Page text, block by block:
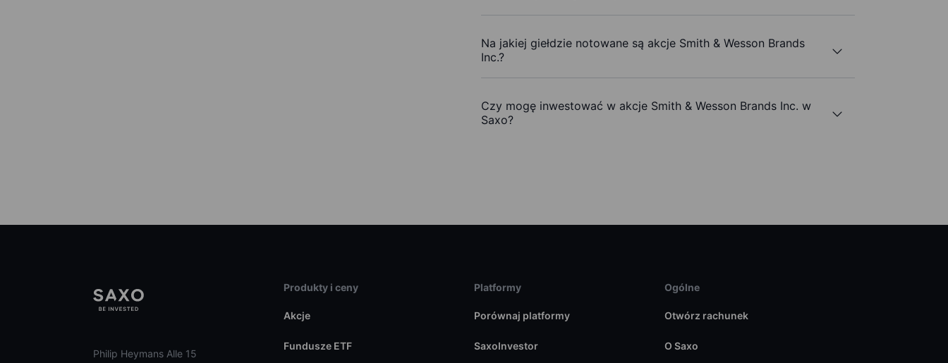
Na jakiej giełdzie notowane są akcje Smith & Wesson Brands
Inc.?
Czy mogę inwestować w akcje Smith & Wesson Brands Inc. w
Saxo?
Philip Heymans Alle 15
Produkty i ceny
Akcje
Fundusze ETF
Platformy
Porównaj platformy
SaxoInvestor
Ogólne
Otwórz rachunek
O Saxo